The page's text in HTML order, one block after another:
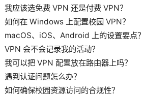
我应该选免费 VPN 还是付费 VPN？
如何在 Windows 上配置校园 VPN？
macOS、iOS、Android 上的设置要点？
VPN 会不会记录我的活动？
我可以把 VPN 配置放在路由器上吗？
遇到认证问题怎么办？
如何确保校园资源访问的合规性？